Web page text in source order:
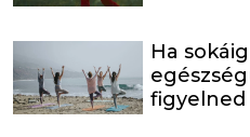
Ha
figyelned